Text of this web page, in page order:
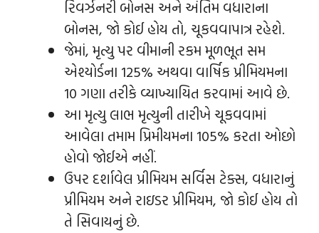
રિવર્ઝનરી બોનસ અને અંતિમ વધારાના
બોનસ, જો કોઈ હોય તો, ચૂકવવાપાત્ર રહેશે.
જેમાં, મૃત્યુ પર વીમાની રકમ મૂળભૂત સમ
એશ્યોર્ડના 125% અથવા વાર્ષિક પ્રીમિયમના
10 ગણા તરીકે વ્યાખ્યાયિત કરવામાં આવે છે.
આ મૃત્યુ લાભ મૃત્યુની તારીખે ચૂકવવામાં
આવેલા તમામ પ્રિમીયમના 105% કરતા ઓછો
હોવો જોઈએ નહીં.
ઉપર દર્શાવેલ પ્રીમિયમ સર્વિસ ટેક્સ, વધારાનું
પ્રીમિયમ અને રાઇડર પ્રીમિયમ, જો કોઈ હોય તો
તે સિવાયનું છે.